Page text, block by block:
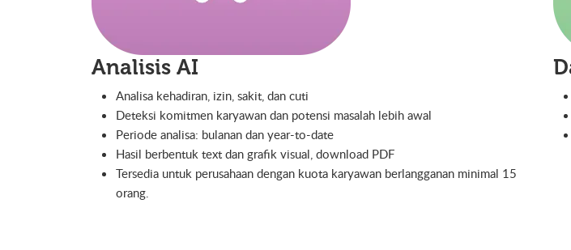
Analisis AI
Analisa kehadiran, izin, sakit, dan cuti
Deteksi komitmen karyawan dan potensi masalah lebih awal
Periode analisa: bulanan dan year-to-date
Hasil berbentuk text dan grafik visual, download PDF
Tersedia untuk perusahaan dengan kuota karyawan berlangganan minimal 15
orang.